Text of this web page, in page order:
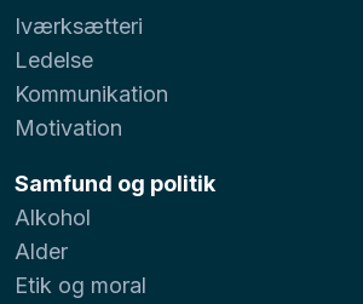
Iværksætteri
Ledelse
Kommunikation
Motivation
Samfund og politik
Alkohol
Alder
Etik og moral